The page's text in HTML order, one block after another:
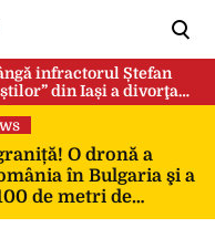
infractorul Ștefan
din Iași a divorţat
O dronă a
în Bulgaria şi a
de metri de